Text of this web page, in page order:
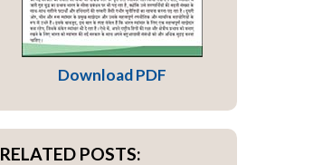
Download PDF
RELATED POSTS: